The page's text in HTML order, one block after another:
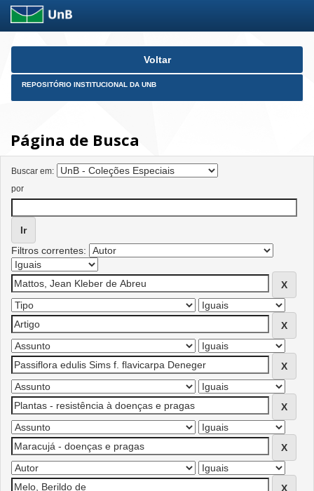
Skip
Voltar
REPOSITÓRIO INSTITUCIONAL DA UNB
Página de Busca
Buscar em:
por
Filtros correntes: